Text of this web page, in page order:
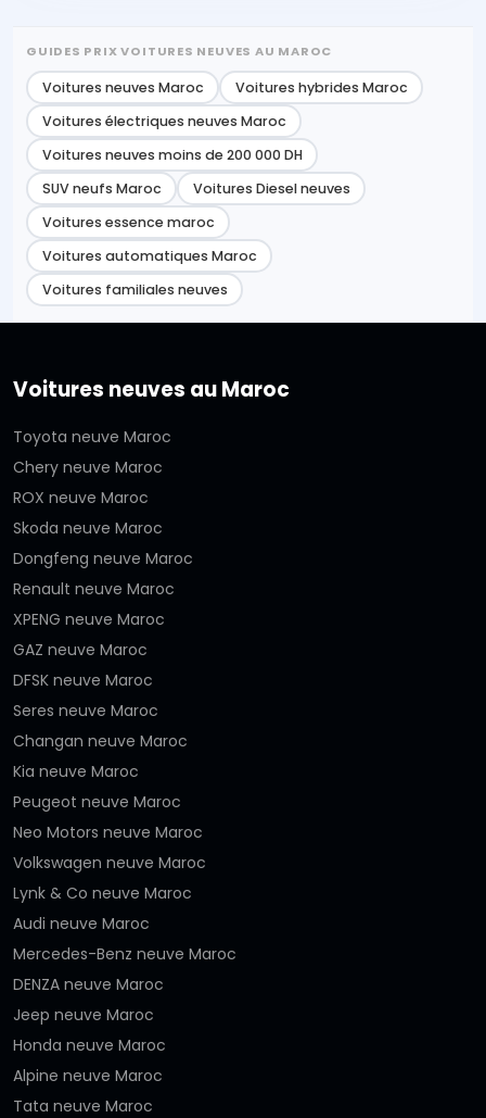
GUIDES PRIX VOITURES NEUVES AU MAROC
Voitures neuves Maroc
Voitures hybrides Maroc
Voitures électriques neuves Maroc
Voitures neuves moins de 200 000 DH
SUV neufs Maroc
Voitures Diesel neuves
Voitures essence maroc
Voitures automatiques Maroc
Voitures familiales neuves
Voitures neuves au Maroc
Toyota neuve Maroc
Chery neuve Maroc
ROX neuve Maroc
Skoda neuve Maroc
Dongfeng neuve Maroc
Renault neuve Maroc
XPENG neuve Maroc
GAZ neuve Maroc
DFSK neuve Maroc
Seres neuve Maroc
Changan neuve Maroc
Kia neuve Maroc
Peugeot neuve Maroc
Neo Motors neuve Maroc
Volkswagen neuve Maroc
Lynk & Co neuve Maroc
Audi neuve Maroc
Mercedes-Benz neuve Maroc
DENZA neuve Maroc
Jeep neuve Maroc
Honda neuve Maroc
Alpine neuve Maroc
Tata neuve Maroc